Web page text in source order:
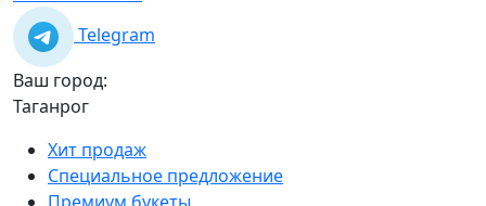
Telegram
Ваш город:
Таганрог
Хит продаж
Специальное предложение